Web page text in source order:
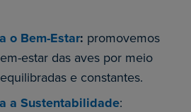
o Bem-Estar: promovemos
estar das aves por meio
e constantes.
a Sustentabilidade: